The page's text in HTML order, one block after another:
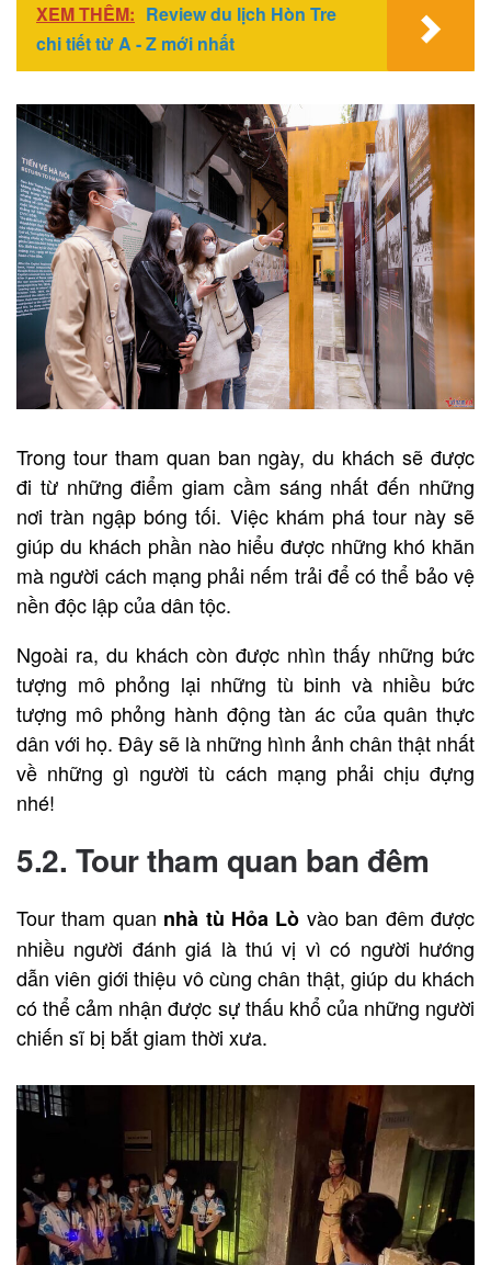
XEM THÊM: Review du lịch Hòn Tre
chi tiết từ A - Z mới nhất
Trong tour tham quan ban ngày, du khách sẽ được
đi từ những điểm giam cầm sáng nhất đến những
nơi tràn ngập bóng tối. Việc khám phá tour này sẽ
giúp du khách phần nào hiểu được những khó khăn
mà người cách mạng phải nếm trải để có thể bảo vệ
nền độc lập của dân tộc.
Ngoài ra, du khách còn được nhìn thấy những bức
tượng mô phỏng lại những tù binh và nhiều bức
tượng mô phỏng hành động tàn ác của quân thực
dân với họ. Đây sẽ là những hình ảnh chân thật nhất
về những gì người tù cách mạng phải chịu đựng
nhé!
5.2. Tour tham quan ban đêm
Tour tham quan nhà tù Hỏa Lò vào ban đêm được
nhiều người đánh giá là thú vị vì có người hướng
dẫn viên giới thiệu vô cùng chân thật, giúp du khách
có thể cảm nhận được sự thấu khổ của những người
chiến sĩ bị bắt giam thời xưa.